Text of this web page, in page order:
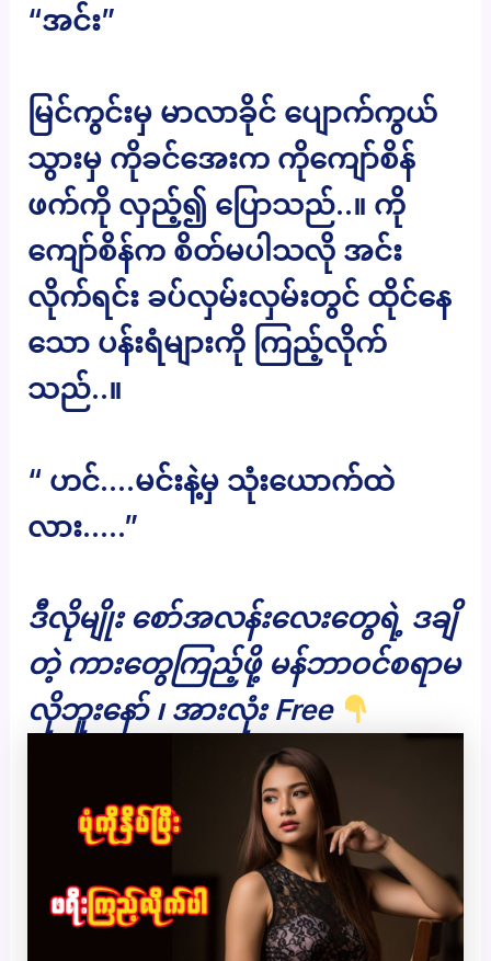
“အင်း”
မြင်ကွင်းမှ မာလာခိုင် ပျောက်ကွယ်
သွားမှ ကိုခင်အေးက ကိုကျော်စိန်
ဖက်ကို လှည့်၍ ပြောသည်..။ ကို
ကျော်စိန်က စိတ်မပါသလို အင်း
လိုက်ရင်း ခပ်လှမ်းလှမ်းတွင် ထိုင်နေ
သော ပန်းရံများကို ကြည့်လိုက်
သည်..။
“ ဟင်….မင်းနဲ့မှ သုံးယောက်ထဲ
လား…..”
ဒီလိုမျိုး စော်အလန်းလေးတွေရဲ့ ဒချိ
တဲ့ ကားတွေကြည့်ဖို့ မန်ဘာဝင်စရာမ
လိုဘူးနော် ၊ အားလုံး Free